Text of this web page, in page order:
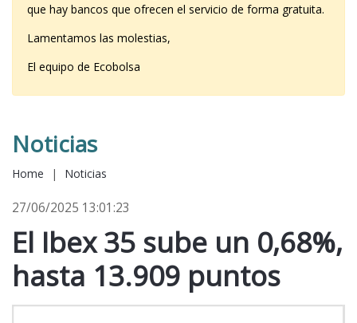
que hay bancos que ofrecen el servicio de forma gratuita.
Lamentamos las molestias,
El equipo de Ecobolsa
Noticias
Home | Noticias
27/06/2025 13:01:23
El Ibex 35 sube un 0,68%,
hasta 13.909 puntos